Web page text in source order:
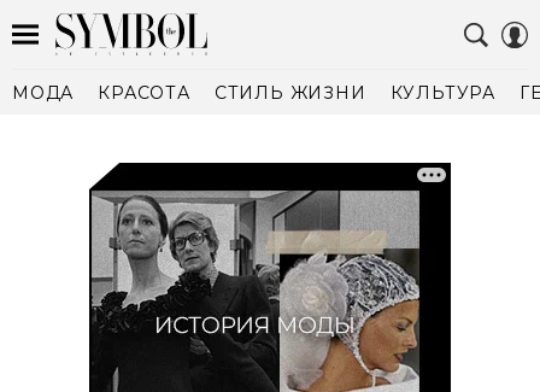
МОДА КРАСОТА СТИЛЬ ЖИЗНИ КУЛЬТУРА